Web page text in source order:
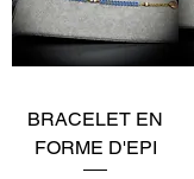
BRACELET EN
FORME D'EPI